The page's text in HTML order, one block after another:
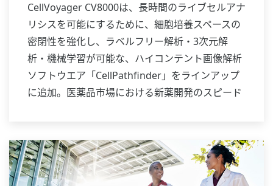
CellVoyager CV8000は、長時間のライブセルアナ
リシスを可能にするために、細胞培養スペースの
密閉性を強化し、ラベルフリー解析・3次元解
析・機械学習が可能な、ハイコンテント画像解析
ソフトウエア「CellPathfinder」をラインアップ
に追加。医薬品市場における新薬開発のスピード